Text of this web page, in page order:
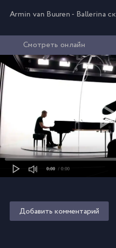
Armin van Buuren - Ballerina
Смотреть онлайн
0:00 / 0:00
Добавить комментарий